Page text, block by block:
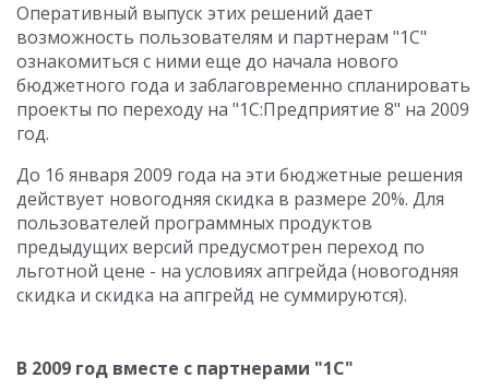
Оперативный выпуск этих решений дает
возможность пользователям и партнерам "1С"
ознакомиться с ними еще до начала нового
бюджетного года и заблаговременно спланировать
проекты по переходу на "1С:Предприятие 8" на 2009
год.
До 16 января 2009 года на эти бюджетные решения
действует новогодняя скидка в размере 20%. Для
пользователей программных продуктов
предыдущих версий предусмотрен переход по
льготной цене - на условиях апгрейда (новогодняя
скидка и скидка на апгрейд не суммируются).
В 2009 год вместе с партнерами "1С"